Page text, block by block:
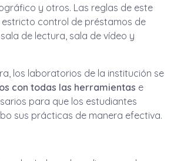
y otros. Las reglas de este
estricto control de préstamos de
de lectura, sala de vídeo y
los laboratorios de la institución se
con todas las herramientas e
para que los estudiantes
sus prácticas de manera efectiva.